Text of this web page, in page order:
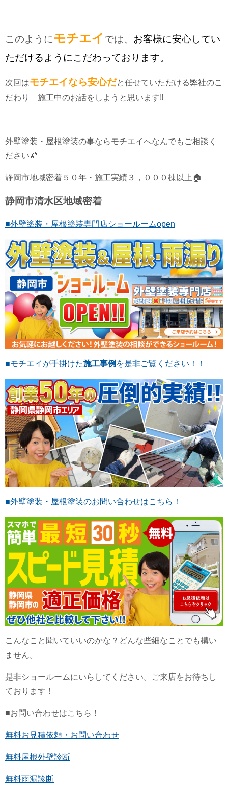
このようにモチエイ では、お客様に安心してい
ただけるようにこだわっております。
次回はモチエイなら安心だと任せていただける弊社のこ
だわり 施工中のお話をしようと思います‼
外壁塗装・屋根塗装の事ならモチエイへなんでもご相談く
ださい🌠
静岡市地域密着５０年・施工実績３，０００棟以上🏠
静岡市清水区地域密着
■外壁塗装・屋根塗装専門店ショールームopen
■モチエイが手掛けた施工事例 を是非ご覧ください！！
■外壁塗装・屋根塗装のお問い合わせはこちら！
こんなこと聞いていいのかな？どんな些細なことでも構い
ません。
是非ショールームにいらしてください。ご来店をお待ちし
ております！
■お問い合わせはこちら！
無料お見積依頼・お問い合わせ
無料屋根外壁診断
無料雨漏診断